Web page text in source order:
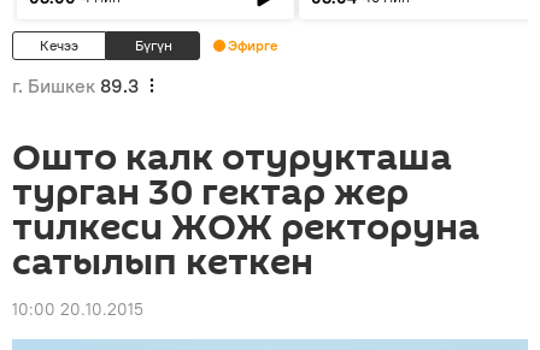
Кечээ Бүгүн Эфирге
г. Бишкек 89.3
Ошто калк отурукташа
турган 30 гектар жер
тилкеси ЖОЖ ректоруна
сатылып кеткен
10:00 20.10.2015